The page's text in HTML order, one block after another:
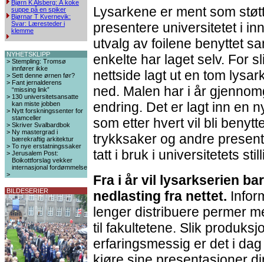
Bjørn K Alsberg: Å koke
suppe på en spiker
Bjørnar T Kvernevik:
Svar: Læresteder i
klemme
NYHETSKLIPP
> Stempling: Tromsø
innfører ikke
> Sett denne ørnen før?
> Fant jernalderens
“missing link”
> 130 universitetsansatte
kan miste jobben
> Nytt forskningssenter for
stamceller
> Skriver Svalbardbok
> Ny mastergrad i
bærekraftig arkitektur
> To nye erstatningssaker
> Jerusalem Post:
Boikottforslag vekker
internasjonal fordømmelse
>
BILDESERIER
Lysarkene er ment som
presentere universitetet i
utvalg av foilene benyttet
enkelte har laget selv. For
nettside lagt ut en tom
ned. Malen har i år
endring. Det er lagt inn en
som etter hvert vil bli
trykksaker og andre
tatt i bruk i universitetets
Fra i år vil lysarkserien
nedlasting fra nettet.
lenger distribuere permer
til fakultetene. Slik
erfaringsmessig er det i